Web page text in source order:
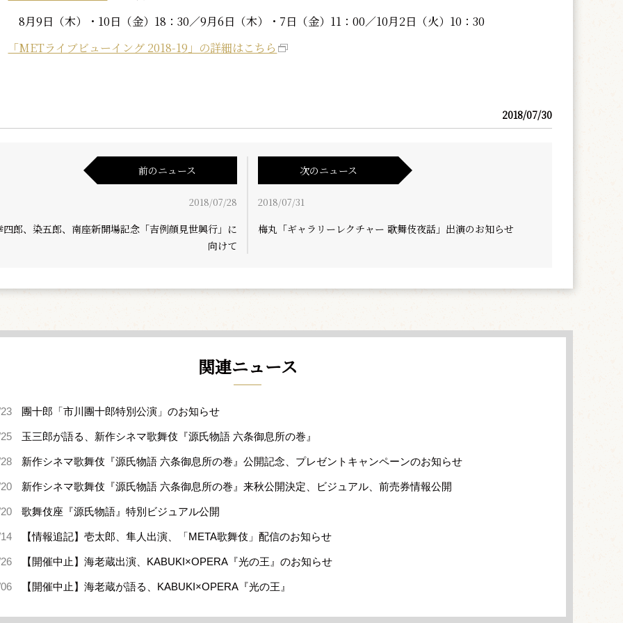
8月9日（木）・10日（金）18：30／9月6日（木）・7日（金）11：00／10月2日（火）10：30
「METライブビューイング 2018-19」の詳細はこちら
2018/07/30
前のニュース
2018/07/28
四郎、染五郎、南座新開場記念「吉例顔見世興行」に
向けて
次のニュース
2018/07/31
梅丸「ギャラリーレクチャー 歌舞伎夜話」出演のお知らせ
関連ニュース
團十郎「市川團十郎特別公演」のお知らせ
玉三郎が語る、新作シネマ歌舞伎『源氏物語 六条御息所の巻』
新作シネマ歌舞伎『源氏物語 六条御息所の巻』公開記念、プレゼントキャンペーンのお知らせ
新作シネマ歌舞伎『源氏物語 六条御息所の巻』来秋公開決定、ビジュアル、前売券情報公開
歌舞伎座『源氏物語』特別ビジュアル公開
【情報追記】壱太郎、隼人出演、「META歌舞伎」配信のお知らせ
【開催中止】海老蔵出演、KABUKI×OPERA『光の王』のお知らせ
【開催中止】海老蔵が語る、KABUKI×OPERA『光の王』